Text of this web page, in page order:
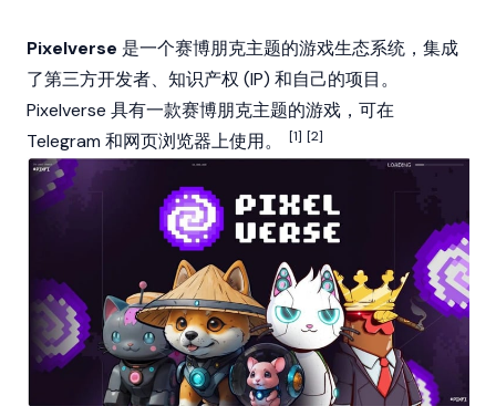
Pixelverse 是一个赛博朋克主题的游戏生态系统，集成
了第三方开发者、知识产权 (IP) 和自己的项目。
Pixelverse 具有一款赛博朋克主题的游戏，可在
Telegram 和网页浏览器上使用。
[1] [2]